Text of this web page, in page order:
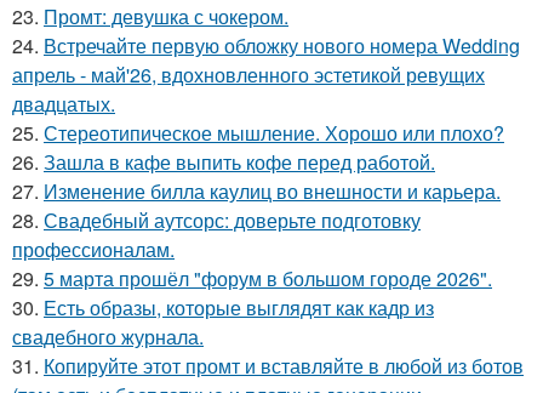
23. Промт: девушка с чокером.
24. Встречайте первую обложку нового номера Wedding
апрель - май'26, вдохновленного эстетикой ревущих
двадцатых.
25. Стереотипическое мышление. Хорошо или плохо?
26. Зашла в кафе выпить кофе перед работой.
27. Изменение билла каулиц во внешности и карьера.
28. Свадебный аутсорс: доверьте подготовку
профессионалам.
29. 5 марта прошёл "форум в большом городе 2026".
30. Есть образы, которые выглядят как кадр из
свадебного журнала.
31. Копируйте этот промт и вставляйте в любой из ботов